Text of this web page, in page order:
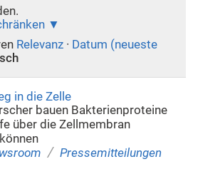
Relevanz · Datum (neueste
in die Zelle
bauen Bakterienproteine
über die Zellmembran
/ Pressemitteilungen